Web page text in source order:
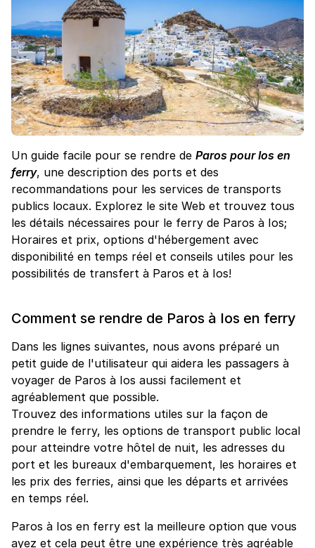
Un guide facile pour se rendre de Paros pour Ios en
ferry, une description des ports et des
recommandations pour les services de transports
publics locaux. Explorez le site Web et trouvez tous
les détails nécessaires pour le ferry de Paros à Ios;
Horaires et prix, options d'hébergement avec
disponibilité en temps réel et conseils utiles pour les
possibilités de transfert à Paros et à Ios!
Comment se rendre de Paros à Ios en ferry
Dans les lignes suivantes, nous avons préparé un
petit guide de l'utilisateur qui aidera les passagers à
voyager de Paros à Ios aussi facilement et
agréablement que possible.
Trouvez des informations utiles sur la façon de
prendre le ferry, les options de transport public local
pour atteindre votre hôtel de nuit, les adresses du
port et les bureaux d'embarquement, les horaires et
les prix des ferries, ainsi que les départs et arrivées
en temps réel.
Paros à Ios en ferry est la meilleure option que vous
ayez et cela peut être une expérience très agréable